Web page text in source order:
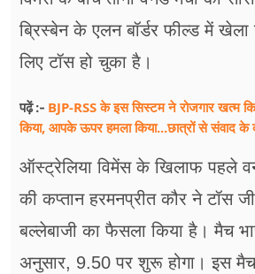
जॉब्स
शिक्षा
अन्य खबरें
ब्रिस्बेन के एलन बॉर्डर फील्ड में
लिए टॉस हो चुका है।
पढ़ें :- BJP-RSS के इस सिस्टम ने रोजगार खत्म
किया, आपके ऊपर हमला किया...छात्रों से संवाद के
ऑस्ट्रेलिया विमेंस के खिलाफ पहले
की कप्तान हरमनप्रीत कौर ने टॉस
बल्लेबाजी का फैसला किया है। मैच
अनुसार, 9.50 पर शुरू होगा। इस